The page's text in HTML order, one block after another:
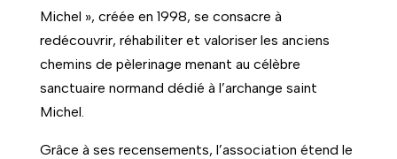
Michel », créée en 1998, se consacre à
redécouvrir, réhabiliter et valoriser les anciens
chemins de pèlerinage menant au célèbre
sanctuaire normand dédié à l’archange saint
Michel.
Grâce à ses recensements, l’association étend le